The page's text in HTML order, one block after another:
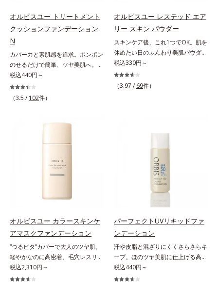
オルビスユー トリートメント
クッションファンデーション
N
カバー力と素肌感を追求。ポンポン
のせるだけで簡単、ツヤ美肌へ。カ
バー力と素肌感を両立する、簡単ツ
ヤ美肌クッションファンデーション
です。多方向へ光を拡散し、高いソ
との親和性が高いアミノ酸系パウダ
み、厚塗り感なくピタッと密着しま
ムラなどの大人の肌悩みをポンポン
するだけで簡単にカバーし、まるで
な、うるツヤ美肌を演出します。*
良くする仕上がり向上粉体
税込440円～
（3.5 / 102件）
オルビスユー レステッド エア
リー スキン パウダー
スキンケア後、これ1つでOK。肌を
休めたい日のふんわり美肌パウダ
ー。ふんわり美肌が叶う、うるおい
パウダーです。3色の光を操るパウ
ダーがツヤと透明感を演出。ソフト
ちり・ホコリ、紫外線などの外的刺
果。クレンジング不要で、紫外線吸
収剤やグリセリン、パラベンもフリ
ー処方。肌を休ませたい日、リモー
トワークの時、近所へちょこっとお
出かけする時など、しっかりメイク
は負担に感じる日におすすめです。
税込330円～
（3.97 / 69件）
オルビスユー カラースキンケ
アマスクファンデーション
“つるピタ”カバーで大人のツヤ肌。
軽やかなのに高密着、毛穴レスリキ
ッドファンデ。みずみずしく、とけ
込むように密着カバー毛穴レスでな
税込2,310円～
パーフェクトUVリキッドファ
ンデーション
汗や皮脂と混ざりにくくさらさらキ
ープ。ほのツヤ美肌に仕上げる高
SPFファンデ。SPF50・PA++++で紫
外線を強力カットしながら、さらさ
税込440円～